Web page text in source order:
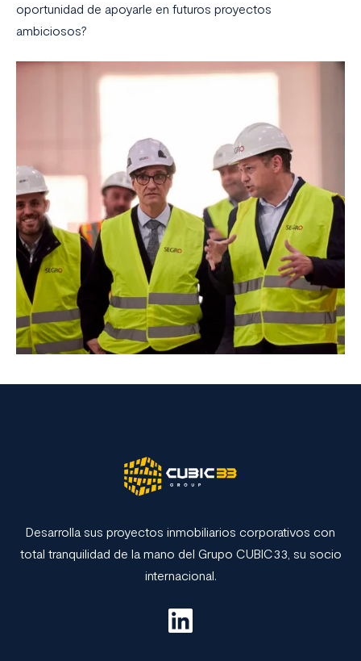
oportunidad de apoyarle en futuros proyectos
ambiciosos?
Desarrolla sus proyectos inmobiliarios corporativos con
total tranquilidad de la mano del Grupo CUBIC33, su socio
internacional.